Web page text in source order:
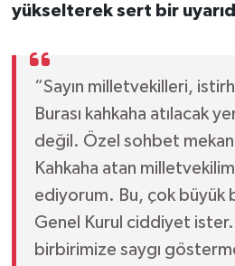
yükselterek sert bir
“Sayın milletvekilleri,
Burası kahkaha atılacak
değil. Özel sohbet
Kahkaha atan
ediyorum. Bu, çok büyük
Genel Kurul ciddiyet
birbirimize saygı